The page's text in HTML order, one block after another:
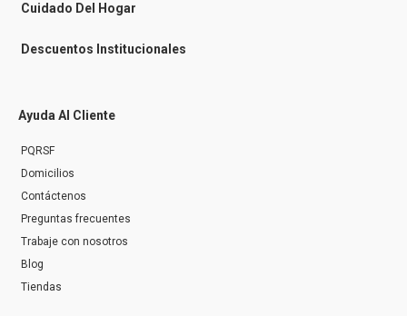
Cuidado Del Hogar
Descuentos Institucionales
Ayuda Al Cliente
PQRSF
Domicilios
Contáctenos
Preguntas frecuentes
Trabaje con nosotros
Blog
Tiendas